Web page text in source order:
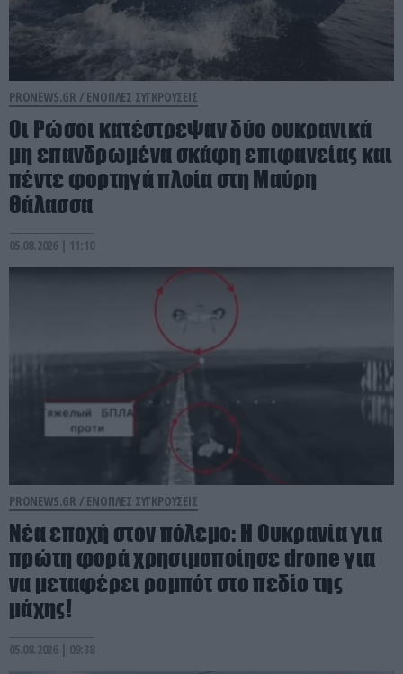
PRONEWS.GR / ΕΝΟΠΛΕΣ ΣΥΓΚΡΟΥΣΕΙΣ
Οι Ρώσοι κατέστρεψαν δύο ουκρανικά
μη επανδρωμένα σκάφη επιφανείας και
πέντε φορτηγά πλοία στη Μαύρη
Θάλασσα
05.08.2026 | 11:10
PRONEWS.GR / ΕΝΟΠΛΕΣ ΣΥΓΚΡΟΥΣΕΙΣ
Νέα εποχή στον πόλεμο: Η Ουκρανία για
πρώτη φορά χρησιμοποίησε drone για
να μεταφέρει ρομπότ στο πεδίο της
μάχης!
05.08.2026 | 09:38